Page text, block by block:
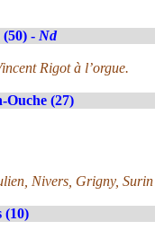
- Nd
Rigot à l’orgue.
Ouche (27)
Nivers, Grigny, Surin
(10)